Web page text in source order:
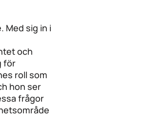
Med sig in i
och
för
roll som
hon ser
frågor